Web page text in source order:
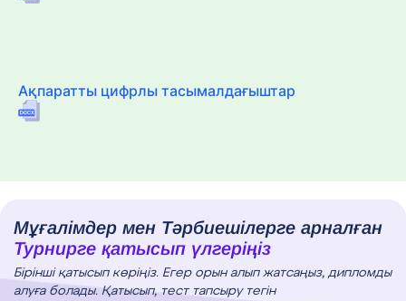
Ақпаратты цифрлы тасымалдағыштар
Мұғалімдер мен Тәрбиешілерге арналған
Турнирге қатысып үлгеріңіз
Бірінші қатысып көріңіз. Егер орын алып жатсаңыз, дипломды
алуға болады. Қатысып, тест тапсыру тегін